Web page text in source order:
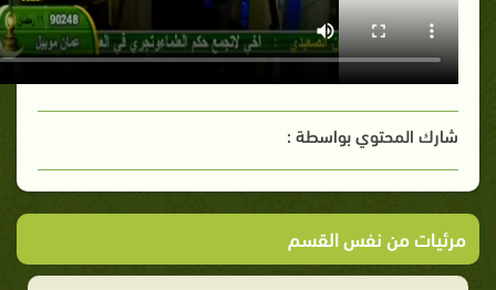
شارك المحتوي بواسطة :
مرئيات من نفس القسم